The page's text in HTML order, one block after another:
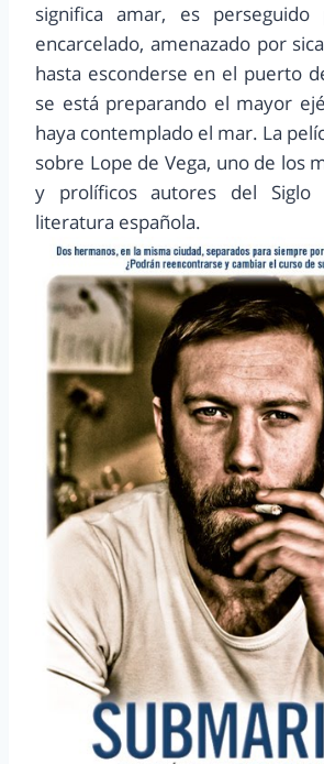
significa amar, es
encarcelado, amenazado por
hasta esconderse en el puerto
se está preparando el mayor
haya contemplado el mar. La
sobre Lope de Vega, uno de los
y prolíficos autores del
literatura española.